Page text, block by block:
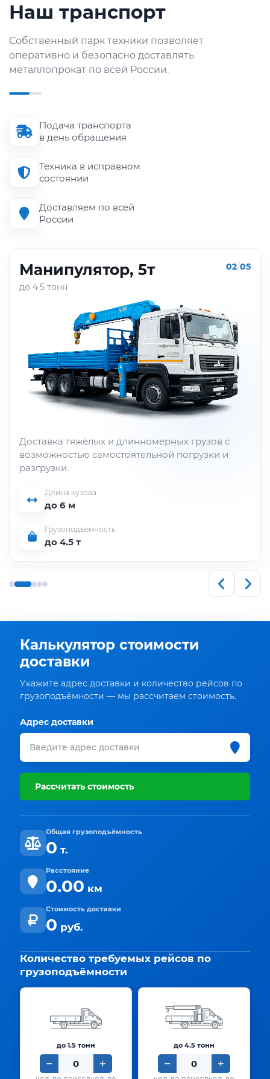
Наш транспорт
Собственный парк техники позволяет
оперативно и безопасно доставлять
металлопрокат по всей России.
Подача транспорта
в день обращения
Техника в исправном
состоянии
Доставляем по всей
России
Манипулятор, 5т
до 4.5 тонн
02/05
Доставка тяжёлых и длинномерных грузов с
возможностью самостоятельной погрузки и
разгрузки.
Длина кузова
до 6 м
Грузоподъёмность
до 4.5 т
Калькулятор стоимости
доставки
Укажите адрес доставки и количество рейсов по
грузоподъёмности — мы рассчитаем стоимость.
Адрес доставки
Рассчитать стоимость
Общая грузоподъёмность
0 т.
Расстояние
0.00 км
Стоимость доставки
0 руб.
Количество требуемых рейсов по
грузоподъёмности
до 1.5 тонн до 4.5 тонн